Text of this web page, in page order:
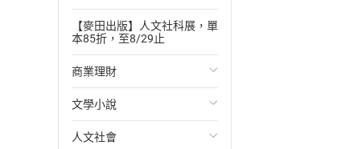
【麥田出版】人文社科展，單
本85折，至8/29止
商業理財
投資理財
經濟/趨勢
文學小說
歐美文學
人文社會